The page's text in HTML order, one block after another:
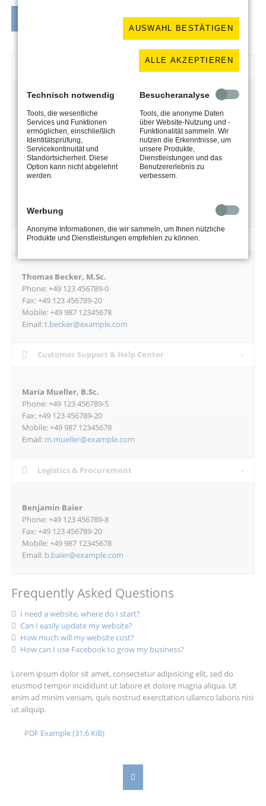
Address: RockSolid Street 66
Phone:+49 (0) 123 456789-0
Email:office@example.com
Mon-Thi:
08:00–17:00
Sun:Closed
Sales & Distribution
Thomas Becker, M.Sc.
Phone: +49 123 456789-0
Fax: +49 123 456789-20
Mobile: +49 987 12345678
Email:t.becker@example.com
Customer Support & Help Center
Maria Mueller, B.Sc.
Phone: +49 123 456789-5
Fax: +49 123 456789-20
Mobile: +49 987 12345678
Email: m.mueller@example.com
Logistics & Procurement
Benjamin Baier
Phone: +49 123 456789-8
Fax: +49 123 456789-20
Mobile: +49 987 12345678
Email: b.baier@example.com
Frequently Asked Questions
I need a website, where do I start?
Can I easily update my website?
How much will my website cost?
How can I use Facebook to grow my business?
Lorem ipsum dolor sit amet, consectetur adipisicing elit, sed do
eiusmod tempor incididunt ut labore et dolore magna aliqua. Ut
enim ad minim veniam, quis nostrud exercitation ullamco laboris nisi
ut aliquip.
PDF Example(31,6 KiB)
AUSWAHL BESTÄTIGEN
ALLE AKZEPTIEREN
Technisch notwendig
Tools, die wesentliche
Services und Funktionen
ermöglichen, einschließlich
Identitätsprüfung,
Servicekontinuität und
Standortsicherheit. Diese
Option kann nicht abgelehnt
werden.
Besucheranalyse
Tools, die anonyme Daten
über Website-Nutzung und -
Funktionalität sammeln. Wir
nutzen die Erkenntnisse, um
unsere Produkte,
Dienstleistungen und das
Benutzererlebnis zu
verbessern.
Werbung
Anonyme Informationen, die wir sammeln, um Ihnen nützliche
Produkte und Dienstleistungen empfehlen zu können.